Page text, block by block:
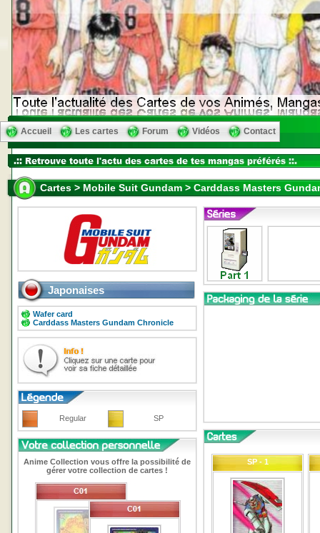
Accueil Les cartes Forum Vidéos Contact
Cartes > Mobile Suit Gundam > Carddass Masters
Japonaises
Wafer card
Carddass Masters Gundam Chronicle
Regular SP
Anime Collection vous offre la possibilité de
gérer votre collection de cartes !
SP - 1